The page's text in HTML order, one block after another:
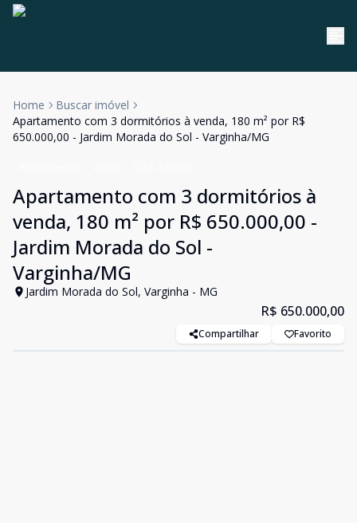
Home
Buscar imóvel
Apartamento com 3 dormitórios à venda, 180 m² por R$
650.000,00 - Jardim Morada do Sol - Varginha/MG
Apartamento com 3 dormitórios à
venda, 180 m² por R$ 650.000,00 -
Jardim Morada do Sol -
Varginha/MG
Jardim Morada do Sol, Varginha - MG
R$ 650.000,00
Compartilhar Favorito